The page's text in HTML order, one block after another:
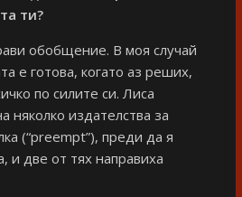
ти?
обобщение. В моя случай
е готова, когато аз реших,
по силите си. Лиса
няколко издателства за
(“preempt”), преди да я
и две от тях направиха